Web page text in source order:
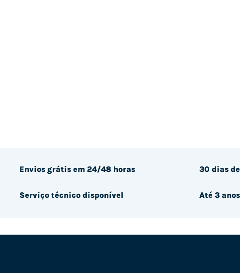
Envios grátis em 24/48 horas
Serviço técnico disponível
30 dias
Até 3